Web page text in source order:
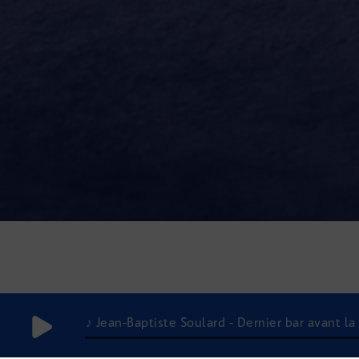
♪ Jean-Baptiste Soulard - Dernier bar avant